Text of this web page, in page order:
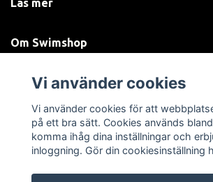
Om Swimshop
Kundtjänst
Sociala medier
Vi använder cookies
Vi använder cookies för att
på ett bra sätt. Cookies används
komma ihåg dina inställningar och
inloggning. Gör din cookiesinställning